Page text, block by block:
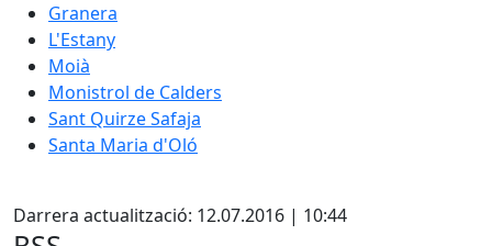
Granera
L'Estany
Moià
Monistrol de Calders
Sant Quirze Safaja
Santa Maria d'Oló
Darrera actualització: 12.07.2016 | 10:44